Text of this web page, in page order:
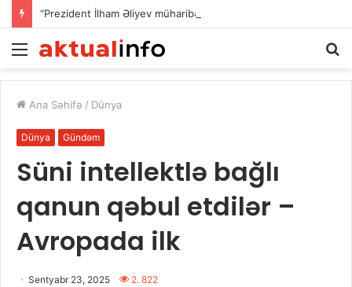
Menu
Ana Səhifə / Dünya
Dünya Gündəm
Süni intellektlə bağlı
qanun qəbul etdilər –
Avropada ilk
Sentyabr 23, 2025 2. 822